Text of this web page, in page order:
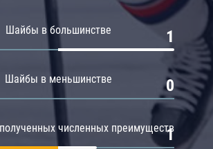
Шайбы в большинстве 1
Шайбы в меньшинстве 0
численных преимуществ
1